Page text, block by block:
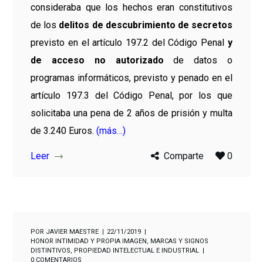
consideraba que los hechos eran constitutivos
de los delitos de descubrimiento de secretos
previsto en el artículo 197.2 del Código Penal y
de acceso no autorizado de datos o
programas informáticos, previsto y penado en el
artículo 197.3 del Código Penal, por los que
solicitaba una pena de 2 años de prisión y multa
de 3.240 Euros. (más…)
Leer Comparte 0
POR JAVIER MAESTRE
22/11/2019
HONOR INTIMIDAD Y PROPIA IMAGEN, MARCAS Y SIGNOS
DISTINTIVOS, PROPIEDAD INTELECTUAL E INDUSTRIAL
0 COMENTARIOS